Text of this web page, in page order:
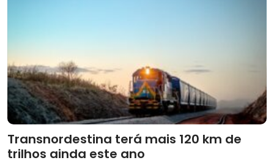
Transnordestina terá mais 120 km de
trilhos ainda este ano